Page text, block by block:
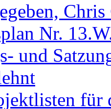
Nr.
und
für